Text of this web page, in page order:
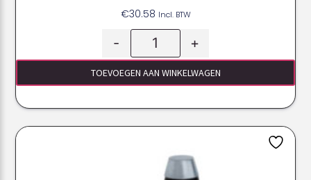
€30.58 Incl. BTW
- +
TOEVOEGEN AAN WINKELWAGEN